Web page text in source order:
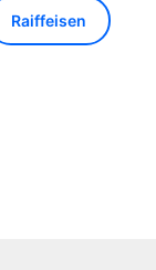
Raiffeisen